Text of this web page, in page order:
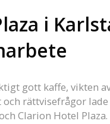
i
gott kaffe, vikten
rättvisefrågor
Clarion Hotel Plaza.